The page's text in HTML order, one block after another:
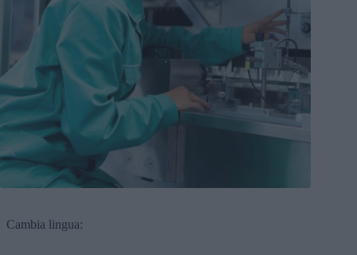
Cambia lingua: